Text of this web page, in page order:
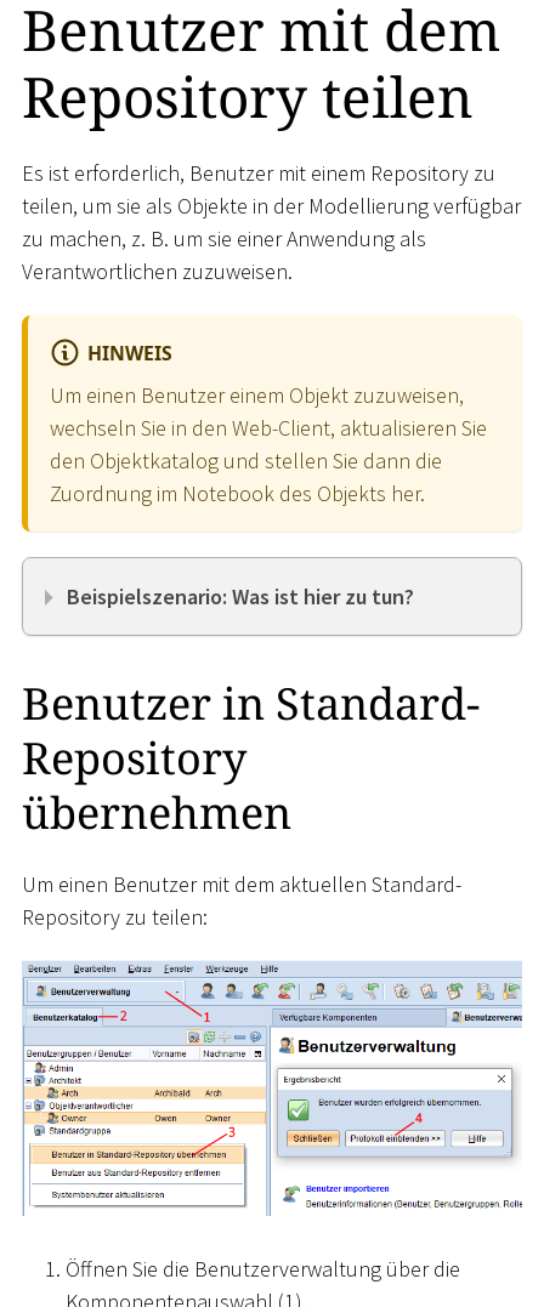
Benutzer mit dem
Repository teilen
Es ist erforderlich, Benutzer mit einem Repository zu
teilen, um sie als Objekte in der Modellierung verfügbar
zu machen, z. B. um sie einer Anwendung als
Verantwortlichen zuzuweisen.
HINWEIS
Um einen Benutzer einem Objekt zuzuweisen,
wechseln Sie in den Web-Client, aktualisieren Sie
den Objektkatalog und stellen Sie dann die
Zuordnung im Notebook des Objekts her.
Beispielszenario: Was ist hier zu tun?
Benutzer in Standard-
Repository
übernehmen
Um einen Benutzer mit dem aktuellen Standard-
Repository zu teilen:
Öffnen Sie die Benutzerverwaltung über die
Komponentenauswahl (1).